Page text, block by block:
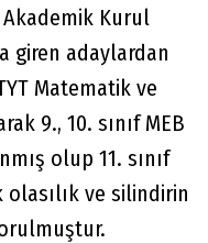
Kurul
giren adaylardan
Matematik ve
9., 10. sınıf MEB
olup 11. sınıf
ve silindirin